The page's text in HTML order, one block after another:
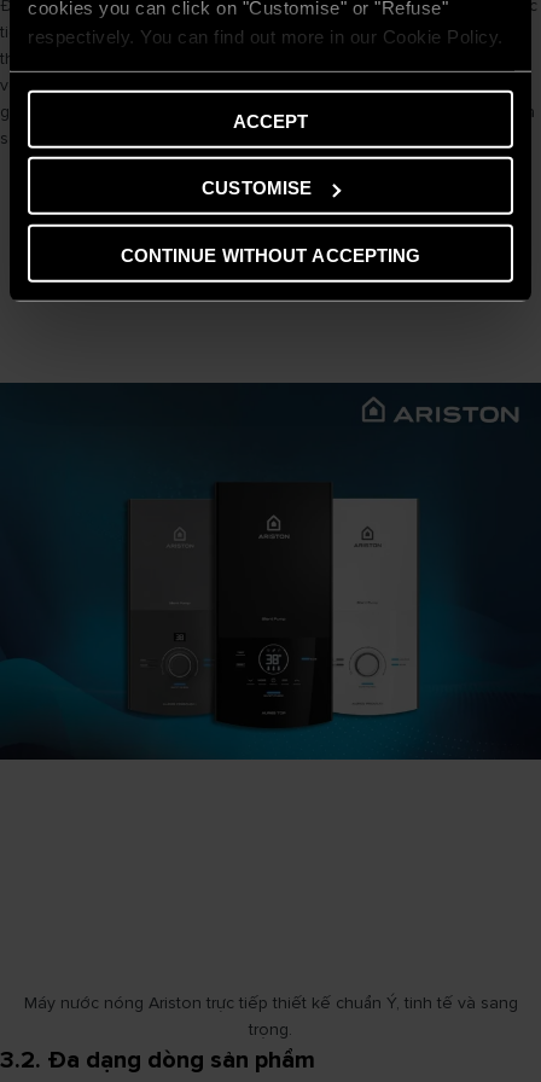
cookies you can click on "Customise" or "Refuse"
respectively. You can find out more in our Cookie Policy.
ACCEPT
CUSTOMISE
CONTINUE WITHOUT ACCEPTING
Được thiết kế bởi kiến trúc sư danh tiếng người Ý, máy nước nóng trực
tiếp Ariston sở hữu diện mạo thanh lịch và tinh tế. Với các tông màu
thời thượng và đường nét bo cong mềm mại, thiết bị kết hợp hài hòa
với mọi phong cách nội thất phòng tắm. Kích thước nhỏ gọn của máy
giúp tận dụng tối đa không gian nhỏ hẹp, mang lại sự thoáng đãng và
sang trọng cho ngôi nhà.
Máy nước nóng Ariston trực tiếp thiết kế chuẩn Ý, tinh tế và sang
trọng.
3.2. Đa dạng dòng sản phẩm